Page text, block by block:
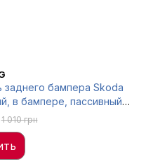
бампера Skoda
в бампере, пассивный
1 010 грн